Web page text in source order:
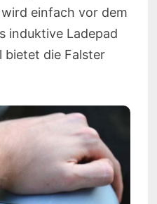
einfach vor dem
induktive Ladepad
bietet die Falster